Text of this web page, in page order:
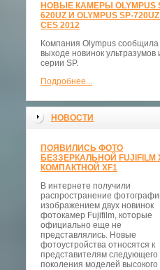
НОВЫЕ КАМЕРЫ OLYMPUS
620UZ И OLYMPUS SP-
CES 2012
Компания Olympus сообщила
выходе новинок ультразумов
серии SP.
Подробнее...
НОВОСТИ
ПОЯВИЛИСЬ ФОТО
БЕЗЗЕРКАЛЬНОЙ FUJIFILM
КОМПАКТНОЙ XF1
В интернете получили
распространение
изображением двух новинок
фотокамер Fujifilm, которые
официально еще не
представлялись. Новые
фотоустройства относятся к
представителям следующего
поколения моделей высокого